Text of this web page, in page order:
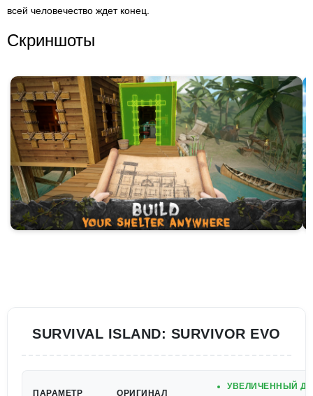
всей человечество ждет конец.
Скриншоты
SURVIVAL ISLAND: SURVIVOR EVO
ПАРАМЕТР ОРИГИНАЛ
УВЕЛИЧЕННЫЙ